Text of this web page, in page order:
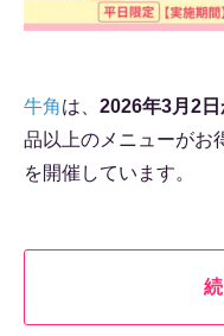
牛角は、 2026年3月2
品以上のメニューがお
を開催しています。